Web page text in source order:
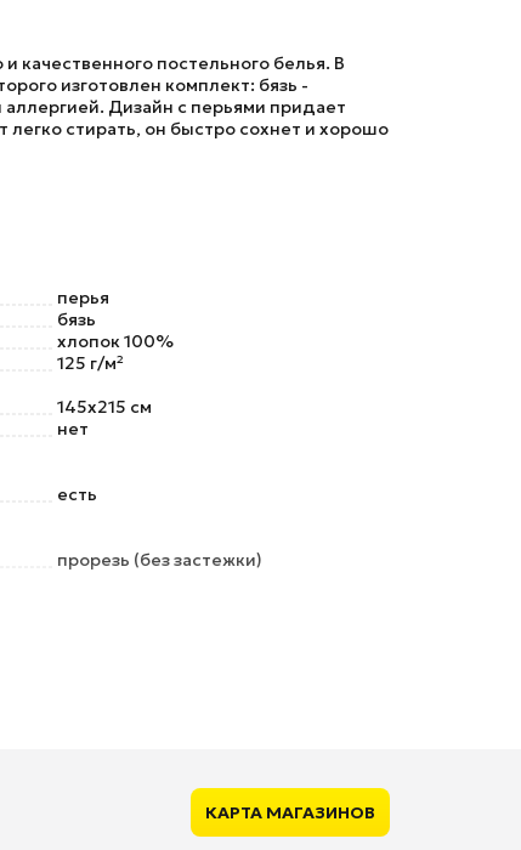
качественного постельного белья. В
изготовлен комплект: бязь -
Дизайн с перьями придает
стирать, он быстро сохнет и хорошо
перья
бязь
хлопок 100%
125 г/м²
145x215 см
нет
есть
прорезь (без застежки)
КАРТА МАГАЗИНОВ